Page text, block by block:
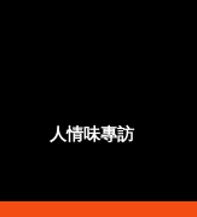
人情味專訪